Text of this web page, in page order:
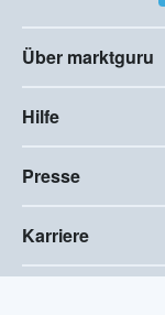
Über marktguru
Hilfe
Presse
Karriere